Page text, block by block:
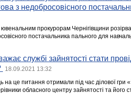
з недобросовісного
прокурорам Чернігівщини
постачальника пального для
службі зайнятості стати
18.09.2021 13:32
на це питання отримали під час ділової гри
обласного центру зайнятості та його